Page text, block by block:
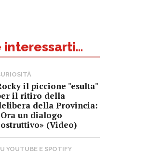
interessarti...
il piccione "esulta"
il ritiro della
della Provincia:
un dialogo
(Video)
YOUTUBE E SPOTIFY